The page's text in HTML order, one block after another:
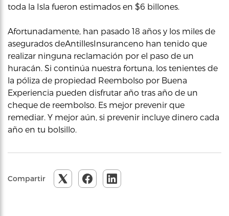
toda la Isla fueron estimados en $6 billones.
Afortunadamente, han pasado 18 años y los miles de
asegurados deAntillesInsuranceno han tenido que
realizar ninguna reclamación por el paso de un
huracán. Si continúa nuestra fortuna, los tenientes de
la póliza de propiedad Reembolso por Buena
Experiencia pueden disfrutar año tras año de un
cheque de reembolso. Es mejor prevenir que
remediar. Y mejor aún, si prevenir incluye dinero cada
año en tu bolsillo.
Compartir